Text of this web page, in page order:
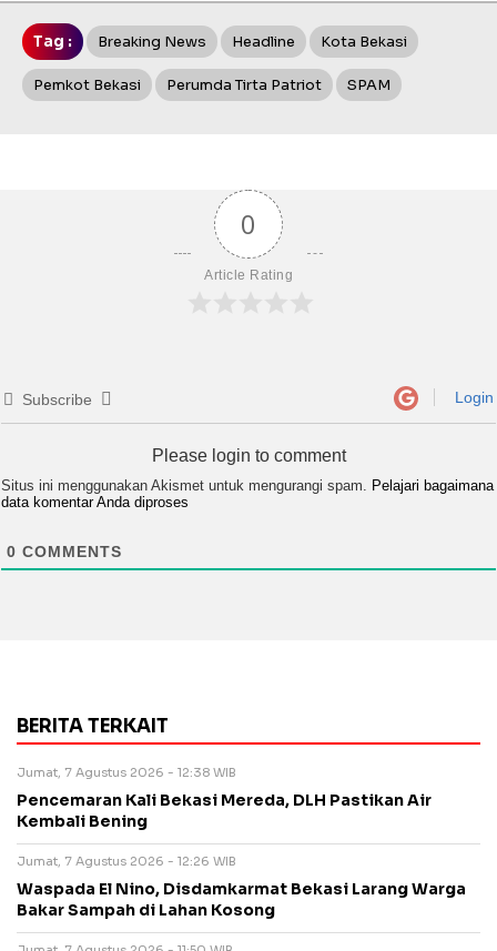
Tag : Breaking News Headline Kota Bekasi
Pemkot Bekasi Perumda Tirta Patriot SPAM
0
Article Rating
Subscribe Login
Please login to comment
Situs ini menggunakan Akismet untuk mengurangi spam.
Pelajari bagaimana
data komentar Anda diproses
0 COMMENTS
BERITA TERKAIT
Jumat, 7 Agustus 2026 - 12:38 WIB
Pencemaran Kali Bekasi Mereda, DLH Pastikan Air
Kembali Bening
Jumat, 7 Agustus 2026 - 12:26 WIB
Waspada El Nino, Disdamkarmat Bekasi Larang Warga
Bakar Sampah di Lahan Kosong